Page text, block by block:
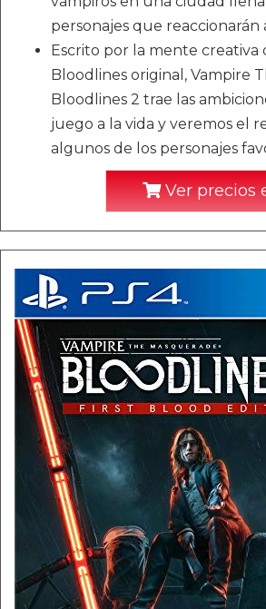
personajes que reaccionarán
Escrito por la mente creativa
Bloodlines original, Vampire
Bloodlines 2 trae las
juego a la vida y veremos el
algunos de los personajes
Ver precios